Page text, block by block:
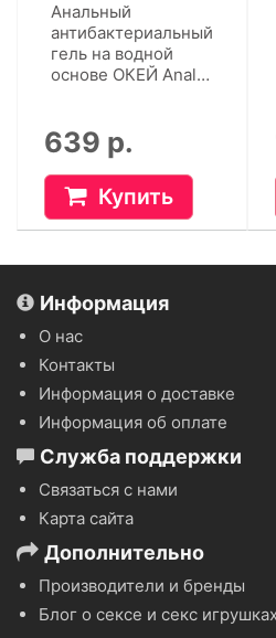
Анальный
антибактериальный
гель на водной
основе ОКЕЙ Anal
639 р.
Купить
Информация
О нас
Контакты
Информация о доставке
Информация об оплате
Служба поддержки
Связаться с нами
Карта сайта
Дополнительно
Производители и бренды
Блог о сексе и секс игрушках